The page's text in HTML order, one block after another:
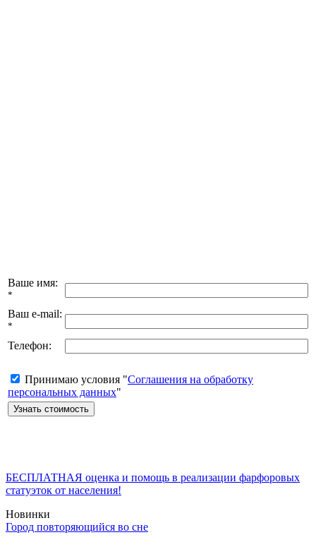
Ваше имя:
*
Ваш e-mail:
*
Телефон:
Принимаю условия "Соглашения на обработку
персональных данных"
БЕСПЛАТНАЯ оценка и помощь в реализации фарфоровых
статуэток от населения!
Новинки
Город повторяющийся во сне